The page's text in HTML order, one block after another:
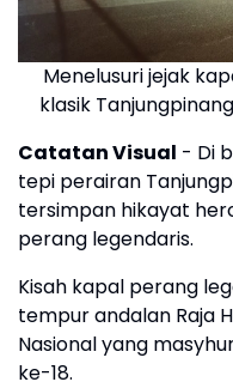
Menelusuri jejak
klasik
Catatan Visual - Di
tepi perairan
tersimpan hikayat
perang legendaris.
Kisah kapal perang
tempur andalan Raja
Nasional yang
ke-18.